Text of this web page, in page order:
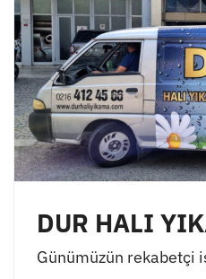
DUR HALI
Günümüzün rekabetçi